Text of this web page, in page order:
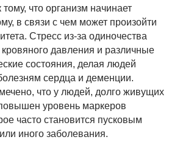
что организм начинает
в связи с чем может произойти
Стресс из-за одиночества
кровяного давления и различные
состояния, делая людей
сердца и деменции.
что у людей, долго живущих
уровень маркеров
часто становится пусковым
иного заболевания.